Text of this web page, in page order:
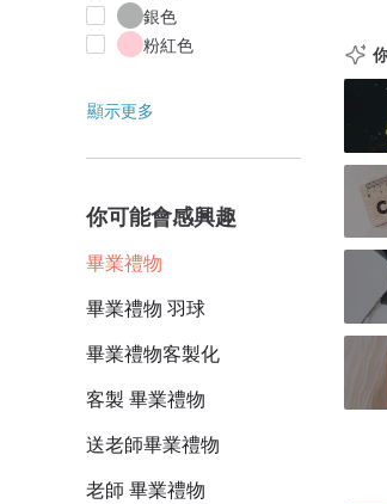
銀色
粉紅色
顯示更多
你可能會感興趣
畢業禮物
畢業禮物 羽球
畢業禮物客製化
客製 畢業禮物
送老師畢業禮物
老師 畢業禮物